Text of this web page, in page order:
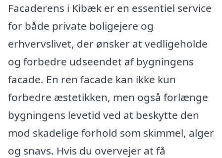
Facaderens i Kibæk er en essentiel service
for både private boligejere og
erhvervslivet, der ønsker at vedligeholde
og forbedre udseendet af bygningens
facade. En ren facade kan ikke kun
forbedre æstetikken, men også forlænge
bygningens levetid ved at beskytte den
mod skadelige forhold som skimmel, alger
og snavs. Hvis du overvejer at få